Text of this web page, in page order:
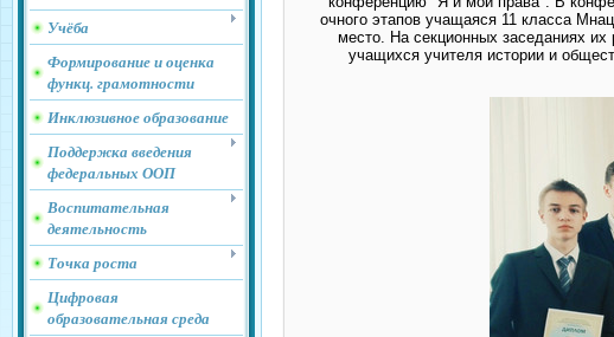
Учёба
Формирование и оценка
функц. грамотности
Инклюзивное образование
Поддержка введения
федеральных ООП
Воспитательная
деятельность
Точка роста
Цифровая
образовательная среда
очного этапов учащаяся 11 класса
место. На секционных заседаниях
учащихся учителя истории и